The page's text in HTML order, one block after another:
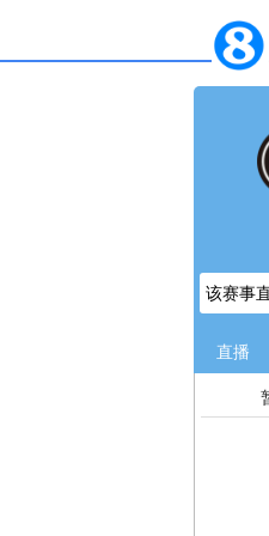
该赛事
直播